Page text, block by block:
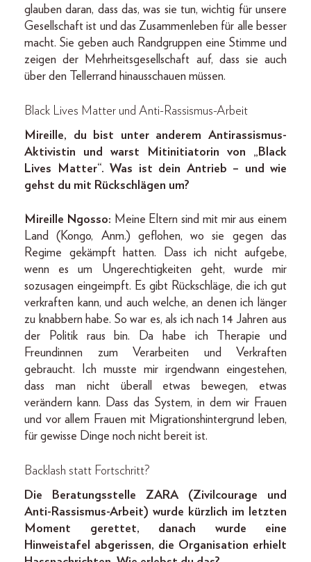
glauben daran, dass das, was sie tun, wichtig für unsere
Gesellschaft ist und das Zusammenleben für alle besser
macht. Sie geben auch Randgruppen eine Stimme und
zeigen der Mehrheitsgesellschaft auf, dass sie auch
über den Tellerrand hinausschauen müssen.
Black Lives Matter und Anti-Rassismus-Arbeit
Mireille, du bist unter anderem Antirassismus-
Aktivistin und warst Mitinitiatorin von „Black
Lives Matter“. Was ist dein Antrieb – und wie
gehst du mit Rückschlägen um?
Mireille Ngosso: Meine Eltern sind mit mir aus einem
Land (Kongo, Anm.) geflohen, wo sie gegen das
Regime gekämpft hatten. Dass ich nicht aufgebe,
wenn es um Ungerechtigkeiten geht, wurde mir
sozusagen eingeimpft. Es gibt Rückschläge, die ich gut
verkraften kann, und auch welche, an denen ich länger
zu knabbern habe. So war es, als ich nach 14 Jahren aus
der Politik raus bin. Da habe ich Therapie und
Freundinnen zum Verarbeiten und Verkraften
gebraucht. Ich musste mir irgendwann eingestehen,
dass man nicht überall etwas bewegen, etwas
verändern kann. Dass das System, in dem wir Frauen
und vor allem Frauen mit Migrationshintergrund leben,
für gewisse Dinge noch nicht bereit ist.
Backlash statt Fortschritt?
Die Beratungsstelle ZARA (Zivilcourage und
Anti-Rassismus-Arbeit) wurde kürzlich im letzten
Moment gerettet, danach wurde eine
Hinweistafel abgerissen, die Organisation erhielt